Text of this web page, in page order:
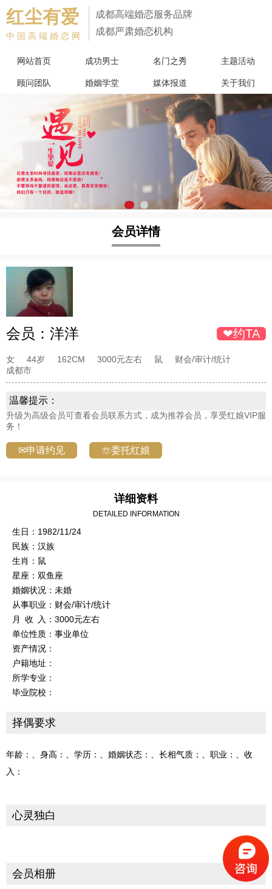
红尘有爱
中国高端婚恋网
成都高端婚恋服务品牌
成都严肃婚恋机构
网站首页 成功男士 名门之秀 主题活动
顾问团队 婚姻学堂 媒体报道 关于我们
会员详情
会员： 洋洋 ❤约TA
女 44岁 162CM 3000元左右 鼠
财会/审计/统计
成都市
温馨提示：
升级为高级会员可查看会员联系方式，成为推荐会员，享受红娘VIP服
务！
✉申请约见 ☏委托红娘
详细资料
DETAILED INFORMATION
生日：1982/11/24
民族：汉族
生肖：鼠
星座：双鱼座
婚姻状况：未婚
从事职业：财会/审计/统计
月 收 入：3000元左右
单位性质：事业单位
资产情况：
户籍地址：
所学专业：
毕业院校：
择偶要求
年龄：、身高：、学历：、婚姻状态：、长相气质：、职业：、收
入：
心灵独白
会员相册